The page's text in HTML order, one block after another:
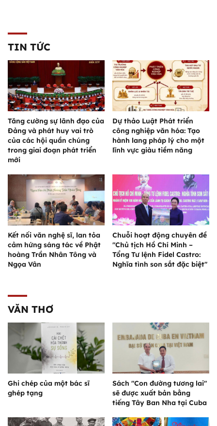
TIN TỨC
Tăng cường sự lãnh đạo của
Đảng và phát huy vai trò
của các hội quần chúng
trong giai đoạn phát triển
mới
Dự thảo Luật Phát triển
công nghiệp văn hóa: Tạo
hành lang pháp lý cho một
lĩnh vực giàu tiềm năng
Kết nối văn nghệ sĩ, lan tỏa
cảm hứng sáng tác về Phật
hoàng Trần Nhân Tông và
Ngọa Vân
Chuỗi hoạt động chuyên đề
"Chủ tịch Hồ Chí Minh –
Tổng Tư lệnh Fidel Castro:
Nghĩa tình son sắt đặc biệt"
VĂN THƠ
Ghi chép của một bác sĩ
ghép tạng
Sách "Con đường tương lai"
sẽ được xuất bản bằng
tiếng Tây Ban Nha tại Cuba